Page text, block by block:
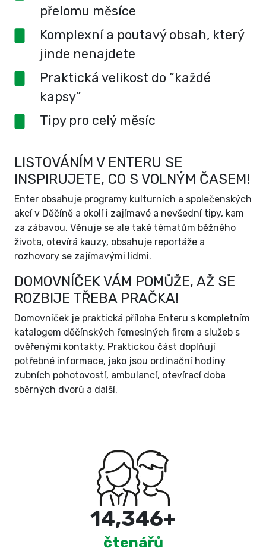
přelomu měsíce
Komplexní a poutavý obsah, který
jinde nenajdete
Praktická velikost do “každé
kapsy”
Tipy pro celý měsíc
LISTOVÁNÍM V ENTERU SE
INSPIRUJETE, CO S VOLNÝM ČASEM!
Enter obsahuje programy kulturních a společenských
akcí v Děčíně a okolí i zajímavé a nevšední tipy, kam
za zábavou. Věnuje se ale také tématům běžného
života, otevírá kauzy, obsahuje reportáže a
rozhovory se zajímavými lidmi.
DOMOVNÍČEK VÁM POMŮŽE, AŽ SE
ROZBIJE TŘEBA PRAČKA!
Domovníček je praktická příloha Enteru s kompletním
katalogem děčínských řemeslných firem a služeb s
ověřenými kontakty. Praktickou část doplňují
potřebné informace, jako jsou ordinační hodiny
zubních pohotovostí, ambulancí, otevírací doba
sběrných dvorů a další.
15,000+
čtenářů